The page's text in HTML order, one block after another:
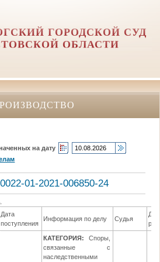
ГОРОДСКОЙ СУД
ОБЛАСТИ
на дату
01-2021-006850-24
Дата
поступления
Информация по делу Судья
КАТЕГОРИЯ:
Споры,
связанные с
наследственными